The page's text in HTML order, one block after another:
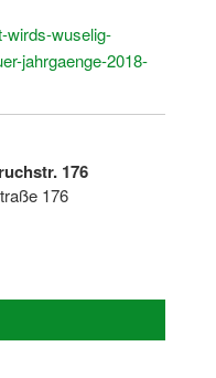
wirds-wuselig-
jahrgaenge-2018-
176
176